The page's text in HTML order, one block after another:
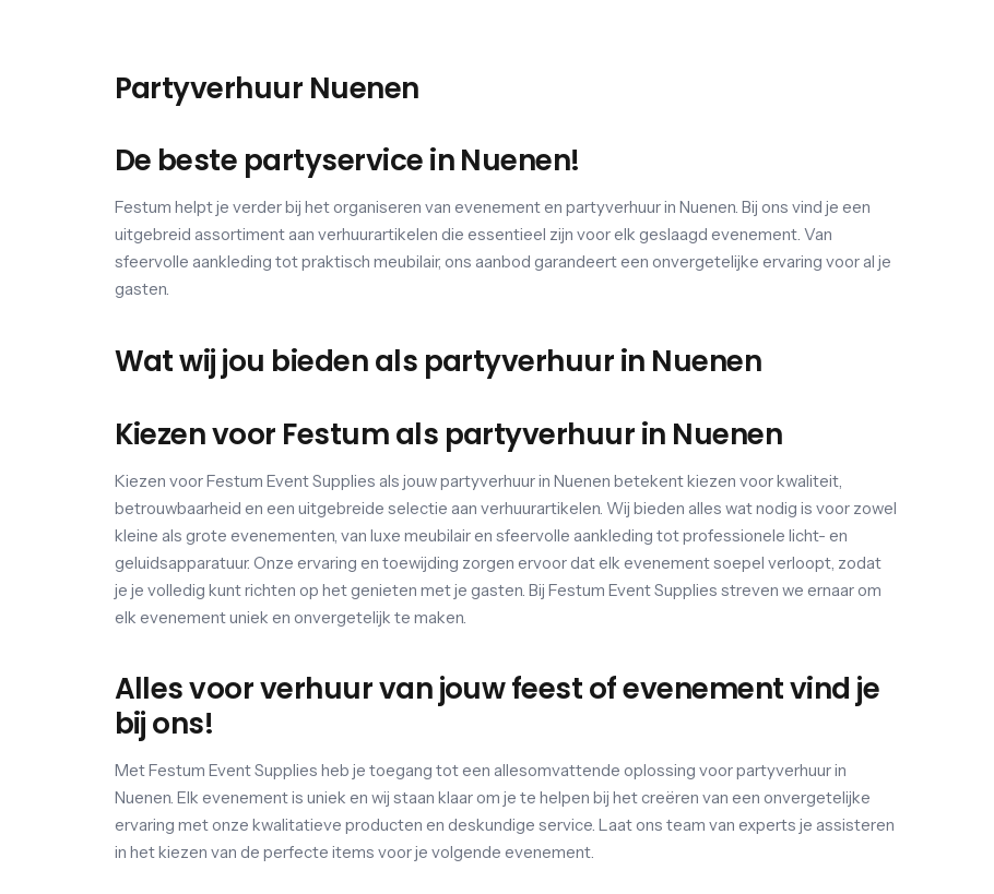
Partyverhuur Nuenen
De beste partyservice in Nuenen!
Festum helpt je verder bij het organiseren van evenement en partyverhuur in Nuenen. Bij ons vind je een
uitgebreid assortiment aan verhuurartikelen die essentieel zijn voor elk geslaagd evenement. Van
sfeervolle aankleding tot praktisch meubilair, ons aanbod garandeert een onvergetelijke ervaring voor al je
gasten.
Wat wij jou bieden als partyverhuur in Nuenen
Kiezen voor Festum als partyverhuur in Nuenen
Kiezen voor Festum Event Supplies als jouw partyverhuur in Nuenen betekent kiezen voor kwaliteit,
betrouwbaarheid en een uitgebreide selectie aan verhuurartikelen. Wij bieden alles wat nodig is voor zowel
kleine als grote evenementen, van luxe meubilair en sfeervolle aankleding tot professionele licht- en
geluidsapparatuur. Onze ervaring en toewijding zorgen ervoor dat elk evenement soepel verloopt, zodat
je je volledig kunt richten op het genieten met je gasten. Bij Festum Event Supplies streven we ernaar om
elk evenement uniek en onvergetelijk te maken.
Alles voor verhuur van jouw feest of evenement vind je
bij ons!
Met Festum Event Supplies heb je toegang tot een allesomvattende oplossing voor partyverhuur in
Nuenen. Elk evenement is uniek en wij staan klaar om je te helpen bij het creëren van een onvergetelijke
ervaring met onze kwalitatieve producten en deskundige service. Laat ons team van experts je assisteren
in het kiezen van de perfecte items voor je volgende evenement.